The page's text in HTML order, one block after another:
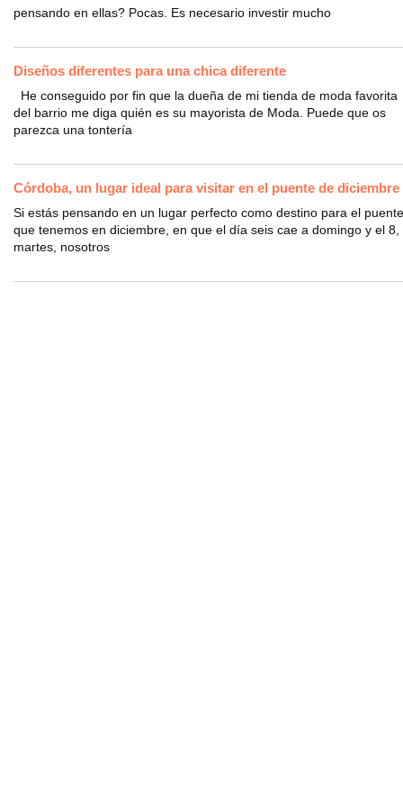
pensando en ellas? Pocas. Es necesario investir mucho
Diseños diferentes para una chica diferente
He conseguido por fin que la dueña de mi tienda de moda favorita
del barrio me diga quién es su mayorista de Moda. Puede que os
parezca una tontería
Córdoba, un lugar ideal para visitar en el puente de diciembre
Si estás pensando en un lugar perfecto como destino para el puente
que tenemos en diciembre, en que el día seis cae a domingo y el 8,
martes, nosotros